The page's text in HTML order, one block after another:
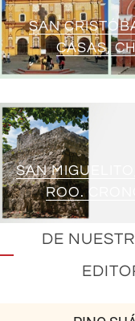
SAN
CASAS,
SAN
ROO.
DE